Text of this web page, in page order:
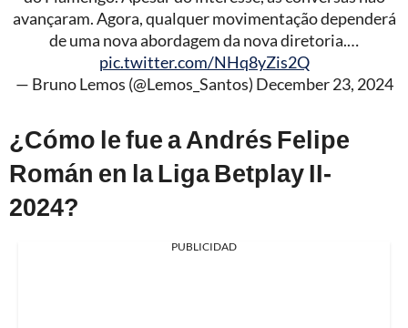
avançaram. Agora, qualquer movimentação dependerá
de uma nova abordagem da nova diretoria.…
pic.twitter.com/NHq8yZis2Q
— Bruno Lemos (@Lemos_Santos) December 23, 2024
¿Cómo le fue a Andrés Felipe
Román en la Liga Betplay II-
2024?
PUBLICIDAD